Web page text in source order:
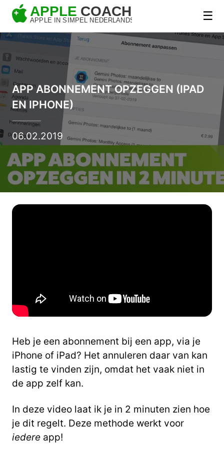
☰
APP ABONNEMENT OPZEGGEN (IPAD
EN IPHONE)
06.02.2019
Heb je een abonnement bij een app, via je
iPhone of iPad? Het annuleren daar van kan
lastig te vinden zijn, omdat het vaak niet in
de app zelf kan.
In deze video laat ik je in 2 minuten zien hoe
je dit regelt. Deze methode werkt voor
iedere app!